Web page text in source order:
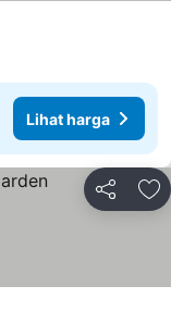
Lihat harga
Bagikan